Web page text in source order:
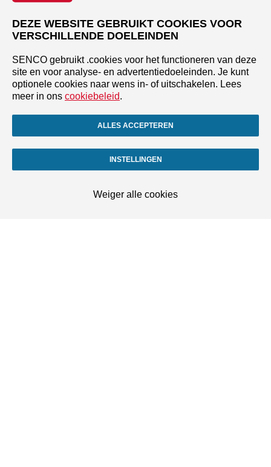
DEZE WEBSITE GEBRUIKT COOKIES VOOR
VERSCHILLENDE DOELEINDEN
SENCO gebruikt .cookies voor het functioneren van deze
site en voor analyse- en advertentiedoeleinden. Je kunt
optionele cookies naar wens in- of uitschakelen. Lees
meer in ons cookiebeleid.
ALLES ACCEPTEREN
INSTELLINGEN
Weiger alle cookies